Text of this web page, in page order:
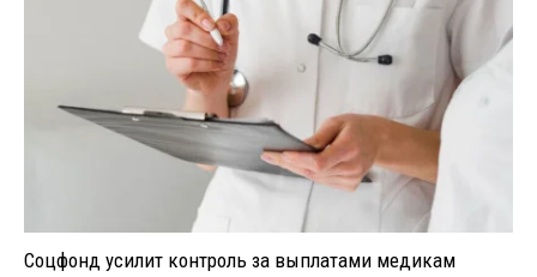
Соцфонд усилит контроль за выплатами медикам